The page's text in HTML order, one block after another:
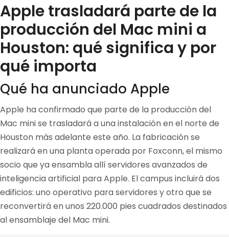
Apple trasladará parte de la
producción del Mac mini a
Houston: qué significa y por
qué importa
Qué ha anunciado Apple
Apple ha confirmado que parte de la producción del
Mac mini se trasladará a una instalación en el norte de
Houston más adelante este año. La fabricación se
realizará en una planta operada por Foxconn, el mismo
socio que ya ensambla allí servidores avanzados de
inteligencia artificial para Apple. El campus incluirá dos
edificios: uno operativo para servidores y otro que se
reconvertirá en unos 220.000 pies cuadrados destinados
al ensamblaje del Mac mini.